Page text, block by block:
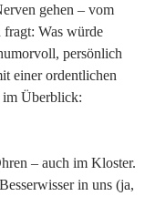
gehen – vom
fragt: Was würde
persönlich
einer ordentlichen
im Überblick:
– auch im Kloster.
in uns (ja,